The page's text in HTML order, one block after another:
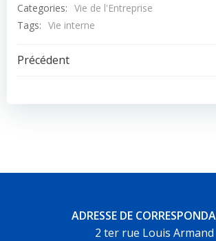
Categories: Vie de l'Entreprise
Tags: Vie interne
Navigation
de
Précédent
de
ADRESSE DE
2 ter rue Louis Armand